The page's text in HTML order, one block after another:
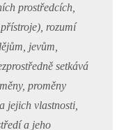
prostředcích,
rozumí
jevům,
setkává
proměny
jejich vlastnosti,
a jeho